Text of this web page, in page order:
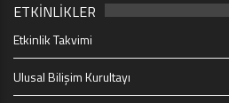
ETKİNLİKLER
Etkinlik Takvimi
Ulusal Bilişim Kurultayı